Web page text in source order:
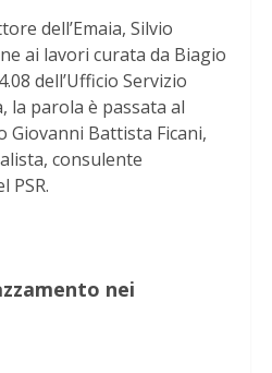
dell’Emaia, Silvio
ai lavori curata da Biagio
dell’Ufficio Servizio
la parola è passata al
Giovanni Battista Ficani,
consulente
PSR.
nei